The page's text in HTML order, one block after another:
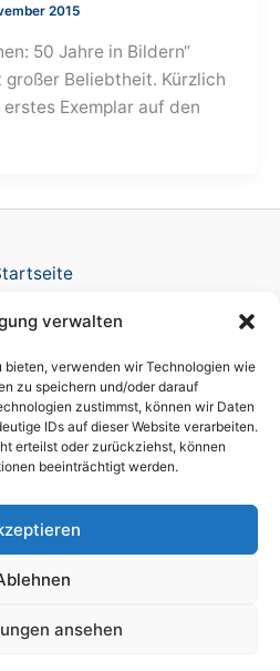
verwalten
bieten, verwenden wir Technologien wie
zu speichern und/oder darauf
zustimmst, können wir Daten
IDs auf dieser Website verarbeiten.
erteilst oder zurückziehst, können
beeinträchtigt werden.
ansehen
2015
50 Jahre in Bildern“
Beliebtheit. Kürzlich
Exemplar auf den
News
Awards